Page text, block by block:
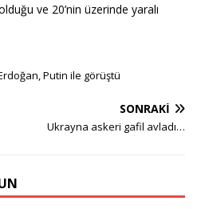
ve 20’nin üzerinde yaralı
Putin ile görüştü
SONRAKI
Ukrayna askeri gafil avladı…